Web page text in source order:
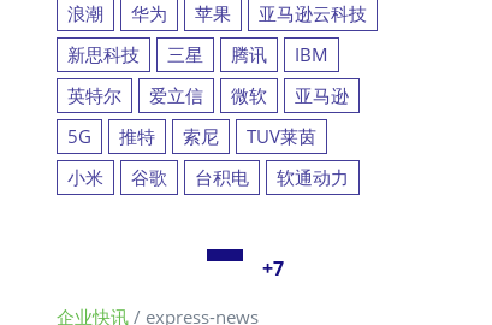
浪潮 华为 苹果
亚马逊云科技
新思科技
三星 腾讯
IBM
英特尔
爱立信 微软
亚马逊
5G
推特 索尼
TUV莱茵
小米
谷歌 台积电 软通动力
+7
企业快讯 / express-news